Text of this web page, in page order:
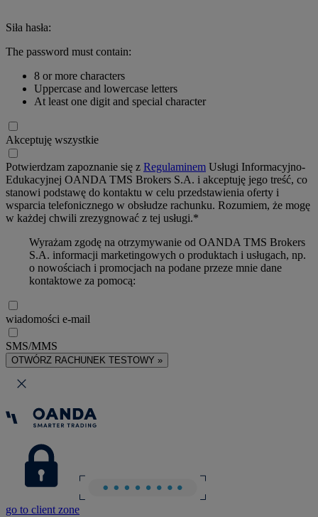
Siła hasła:
The password must contain:
8 or more characters
Uppercase and lowercase letters
At least one digit and special character
Akceptuję wszystkie
Potwierdzam zapoznanie się z Regulaminem Usługi Informacyjno-
Edukacyjnej OANDA TMS Brokers S.A. i akceptuję jego treść, co
stanowi podstawę do kontaktu w celu przedstawienia oferty i
wsparcia telefonicznego w obsłudze rachunku. Rozumiem, że mogę
w każdej chwili zrezygnować z tej usługi.*
Wyrażam zgodę na otrzymywanie od OANDA TMS Brokers
S.A. informacji marketingowych o produktach i usługach, np.
o nowościach i promocjach na podane przeze mnie dane
kontaktowe za pomocą:
wiadomości e-mail
SMS/MMS
OTWÓRZ RACHUNEK TESTOWY »
go to client zone